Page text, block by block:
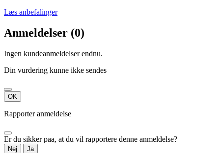
Læs anbefalinger
Anmeldelser (0)
Ingen kundeanmeldelser endnu.
Din vurdering kunne ikke sendes
OK
Rapporter anmeldelse
Er du sikker paa, at du vil rapportere denne anmeldelse?
Nej Ja